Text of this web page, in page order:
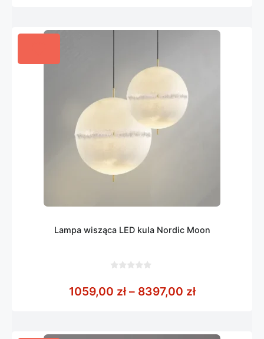
Lampa wisząca LED kula Nordic Moon
5
1059,00 zł – 8397,00 złZakres cen: